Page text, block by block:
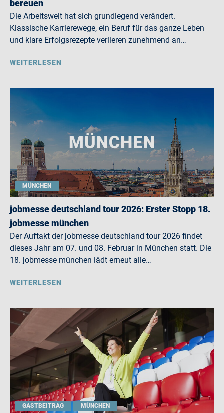
bereuen
Die Arbeitswelt hat sich grundlegend verändert.
Klassische Karrierewege, ein Beruf für das ganze Leben
und klare Erfolgsrezepte verlieren zunehmend an…
WEITERLESEN
MÜNCHEN
jobmesse deutschland tour 2026: Erster Stopp 18.
jobmesse münchen
Der Auftakt der jobmesse deutschland tour 2026 findet
dieses Jahr am 07. und 08. Februar in München statt. Die
18. jobmesse münchen lädt erneut alle…
WEITERLESEN
GASTBEITRAG MÜNCHEN